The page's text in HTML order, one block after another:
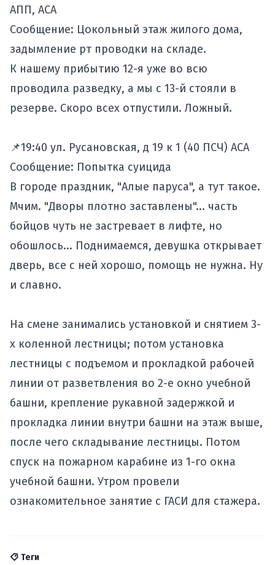
АПП, АСА
Сообщение: Цокольный этаж жилого дома,
задымление рт проводки на складе.
К нашему прибытию 12-я уже во всю
проводила разведку, а мы с 13-й стояли в
резерве. Скоро всех отпустили. Ложный.
📌19:40 ул. Русановская, д 19 к 1 (40 ПСЧ) АСА
Сообщение: Попытка суицида
В городе праздник, "Алые паруса", а тут такое.
Мчим. "Дворы плотно заставлены"... часть
бойцов чуть не застревает в лифте, но
обошлось... Поднимаемся, девушка открывает
дверь, все с ней хорошо, помощь не нужна. Ну
и славно.
На смене занимались установкой и снятием 3-
х коленной лестницы; потом установка
лестницы с подъемом и прокладкой рабочей
линии от разветвления во 2-е окно учебной
башни, крепление рукавной задержкой и
прокладка линии внутри башни на этаж выше,
после чего складывание лестницы. Потом
спуск на пожарном карабине из 1-го окна
учебной башни. Утром провели
ознакомительное занятие с ГАСИ для стажера.
Теги